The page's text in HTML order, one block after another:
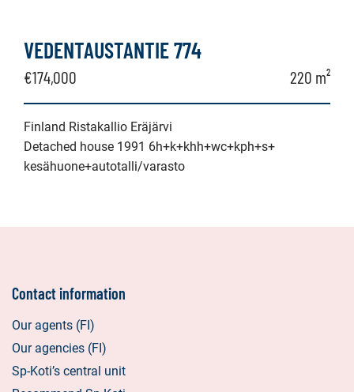
VEDENTAUSTANTIE 774
€174,000 220 m²
Finland Ristakallio Eräjärvi
Detached house 1991 6h+k+khh+wc+kph+s+
kesähuone+autotalli/varasto
Contact information
Our agents (FI)
Our agencies (FI)
Sp-Koti’s central unit